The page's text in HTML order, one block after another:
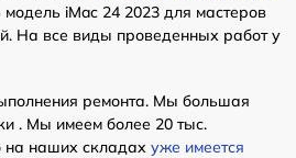
модель iMac 24 2023 для мастеров
На все виды проведенных работ у
ремонта. Мы большая
. Мы имеем более 20 тыс.
на наших складах уже имеется